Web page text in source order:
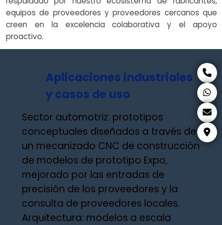
equipos de proveedores y proveedores cercanos que
creen en la excelencia colaborativa y el apoyo
proactivo.
Aplicaciones industriales
y casos de uso
Sector automotriz: prototipos
conceptuales diseñados a través de
un mecanizado CNC de construcción
de modelos de prototipo Expo,
mejorado por las entradas de
precisión de los proveedores y la
consulta de proveedores locales.
Arquitectura: modelos a escala